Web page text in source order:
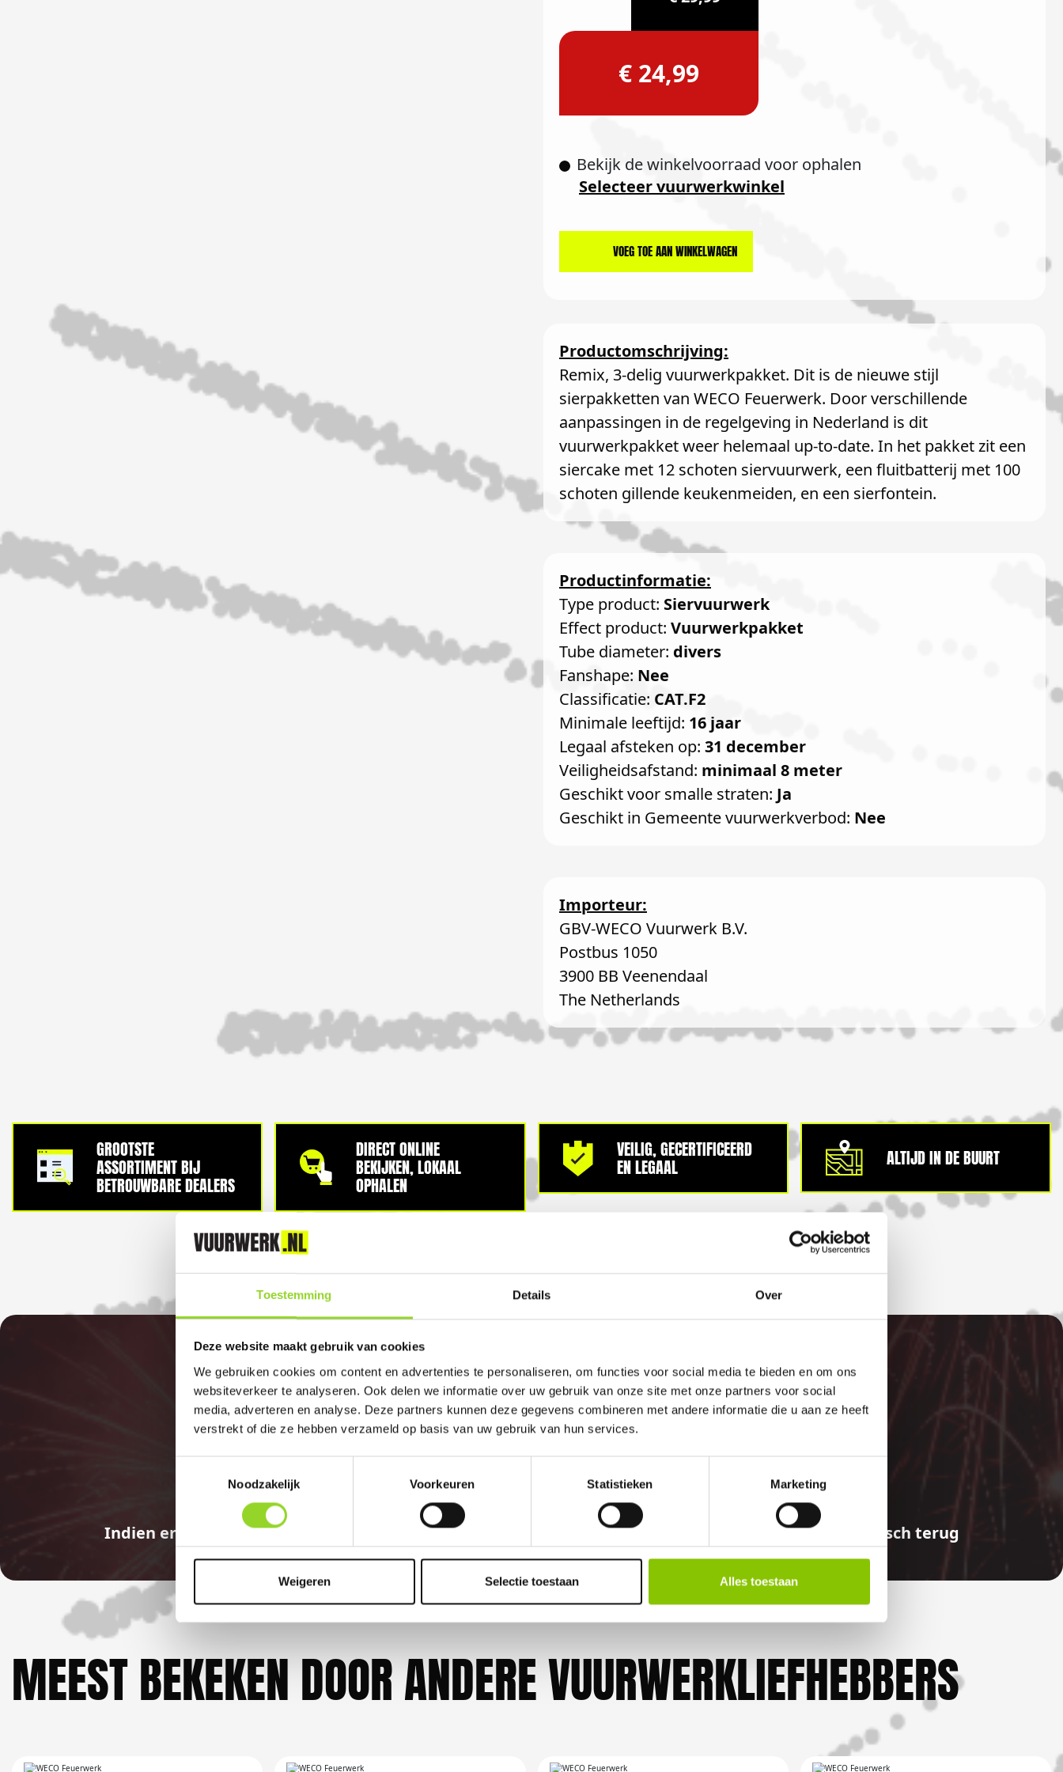
Toestemming Details Over
Deze website maakt gebruik van cookies
We gebruiken cookies om content en advertenties te personaliseren, om functies voor social media te bieden en om ons
websiteverkeer te analyseren. Ook delen we informatie over uw gebruik van onze site met onze partners voor social
media, adverteren en analyse. Deze partners kunnen deze gegevens combineren met andere informatie die u aan ze heeft
verstrekt of die ze hebben verzameld op basis van uw gebruik van hun services.
Noodzakelijk
Voorkeuren Statistieken Marketing
Weigeren Selectie toestaan Alles toestaan
€ 24,99
Bekijk de winkelvoorraad voor ophalen
Selecteer vuurwerkwinkel
VOEG TOE AAN WINKELWAGEN
Productomschrijving:
Remix, 3-delig vuurwerkpakket. Dit is de nieuwe stijl
sierpakketten van WECO Feuerwerk. Door verschillende
aanpassingen in de regelgeving in Nederland is dit
vuurwerkpakket weer helemaal up-to-date. In het pakket zit een
siercake met 12 schoten siervuurwerk, een fluitbatterij met 100
schoten gillende keukenmeiden, en een sierfontein.
Productinformatie:
Type product: Siervuurwerk
Effect product: Vuurwerkpakket
Tube diameter: divers
Fanshape: Nee
Classificatie: CAT.F2
Minimale leeftijd: 16 jaar
Legaal afsteken op: 31 december
Veiligheidsafstand: minimaal 8 meter
Geschikt voor smalle straten: Ja
Geschikt in Gemeente vuurwerkverbod: Nee
Importeur:
GBV-WECO Vuurwerk B.V.
Postbus 1050
3900 BB Veenendaal
The Netherlands
GROOTSTE
ASSORTIMENT BIJ
BETROUWBARE DEALERS
DIRECT ONLINE
BEKIJKEN, LOKAAL
OPHALEN
VEILIG, GECERTIFICEERD
EN LEGAAL ALTIJD IN DE BUURT
100%
GELD TERUG GARANTIE
Indien er in 2026 weer een landelijk vuurwerkverbod is, storten wij de betaalde bedragen automatisch terug
MEEST BEKEKEN DOOR ANDERE VUURWERKLIEFHEBBERS